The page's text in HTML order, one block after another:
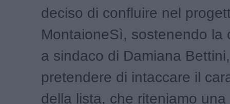
deciso di confluire nel
MontaioneSì, sostenendo la
a sindaco di Damiana
pretendere di intaccare il
della lista, che riteniamo